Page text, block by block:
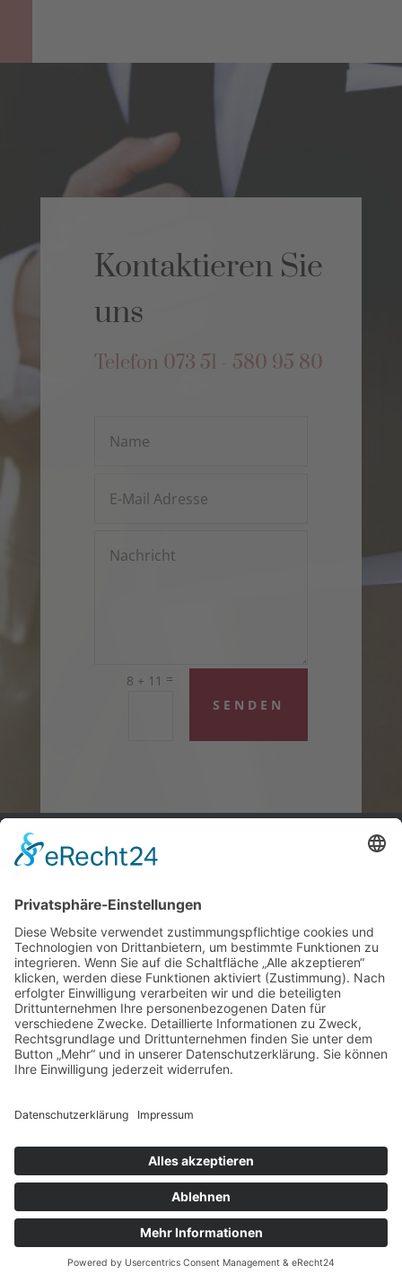
Kontaktieren Sie
uns
Telefon 073 51 - 580 95 80
8 + 11 =
SENDEN
Zeppelinring 36
88400 Biberach
Telefon 073 51 - 580 95 80
Fax 073 51 - 580 958 99
kanzlei@solutio-schneider.de
Impressum